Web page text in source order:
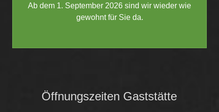
Ab dem 1. September 2026 sind wir wieder wie
gewohnt für Sie da.
Öffnungszeiten Gaststätte